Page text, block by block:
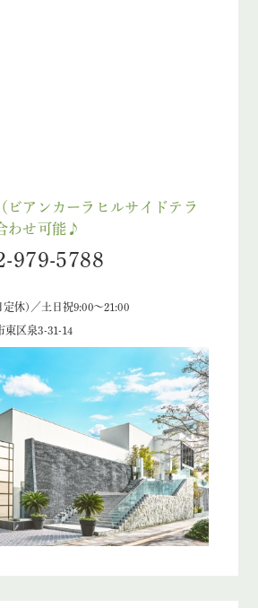
ビアンカーラヒルサイドテラ
わせ可能♪
979-5788
定休)／土日祝9:00～21:00
東区泉3-31-14